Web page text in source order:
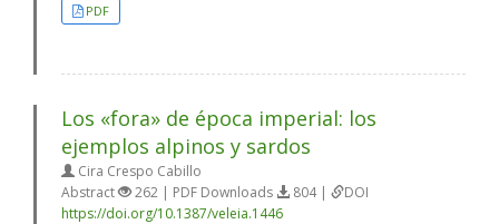
PDF
Los «fora» de época imperial: los
ejemplos alpinos y sardos
Cira Crespo Cabillo
Abstract
262 | PDF Downloads 804 |
DOI
https://doi.org/10.1387/veleia.1446